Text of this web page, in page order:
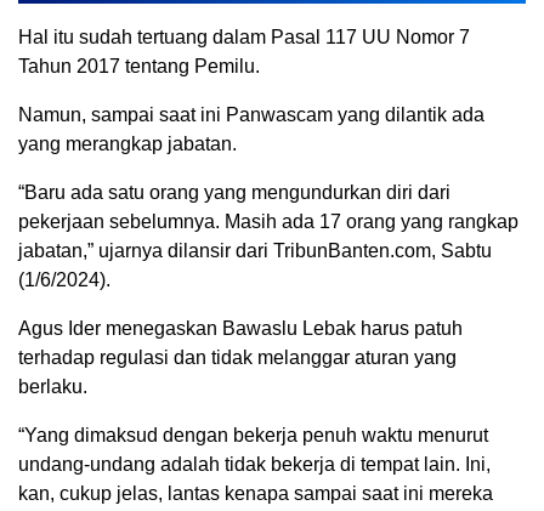
Hal itu sudah tertuang dalam Pasal 117 UU Nomor 7
Tahun 2017 tentang Pemilu.
Namun, sampai saat ini Panwascam yang dilantik ada
yang merangkap jabatan.
“Baru ada satu orang yang mengundurkan diri dari
pekerjaan sebelumnya. Masih ada 17 orang yang rangkap
jabatan,” ujarnya dilansir dari TribunBanten.com, Sabtu
(1/6/2024).
Agus Ider menegaskan Bawaslu Lebak harus patuh
terhadap regulasi dan tidak melanggar aturan yang
berlaku.
“Yang dimaksud dengan bekerja penuh waktu menurut
undang-undang adalah tidak bekerja di tempat lain. Ini,
kan, cukup jelas, lantas kenapa sampai saat ini mereka